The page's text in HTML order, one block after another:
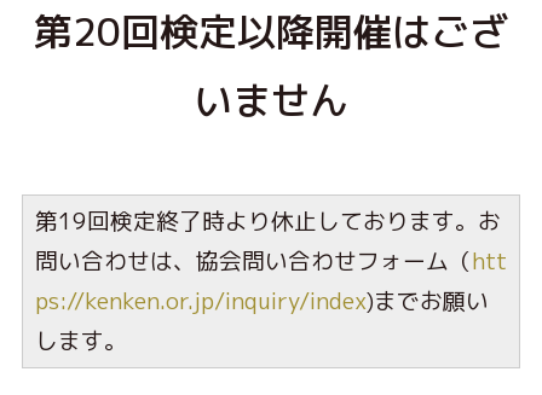
第20回検定以降開催はござ
いません
第19回検定終了時より休止しております。お
問い合わせは、協会問い合わせフォーム（htt
ps://kenken.or.jp/inquiry/index)までお願い
します。